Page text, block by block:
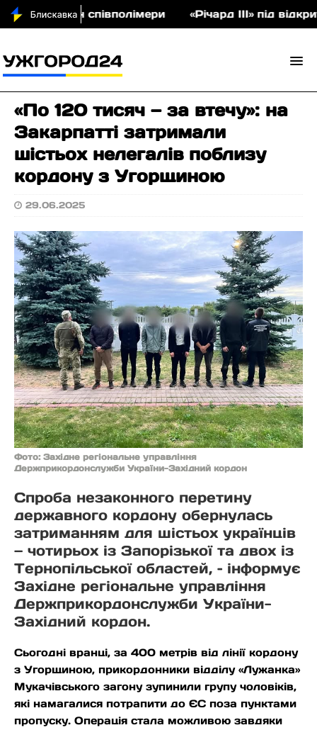
аукціон співполімери «Річард ІІІ» під
«По 120 тисяч — за втечу»: на
Закарпатті затримали
шістьох нелегалів поблизу
кордону з Угорщиною
29.06.2025
Фото: Західне регіональне управління
Держприкордонслужби України-Західний кордон
Спроба незаконного перетину
державного кордону обернулась
затриманням для шістьох українців
— чотирьох із Запорізької та двох із
Тернопільської областей, – інформує
Західне регіональне управління
Держприкордонслужби України-
Західний кордон.
Сьогодні вранці, за 400 метрів від лінії кордону
з Угорщиною, прикордонники відділу «Лужанка»
Мукачівського загону зупинили групу чоловіків,
які намагалися потрапити до ЄС поза пунктами
пропуску. Операція стала можливою завдяки